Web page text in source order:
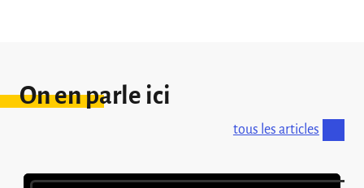
On en parle ici
tous les articles